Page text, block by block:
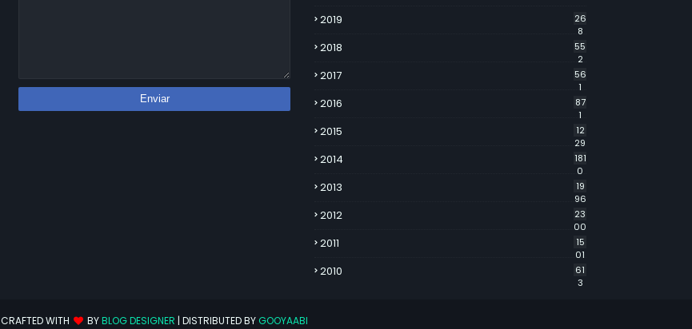
2019
26
8
2018
55
2
2017
56
1
2016
87
1
2015
12
29
2014
181
0
2013
19
96
2012
23
00
2011
15
01
2010
61
3
CRAFTED WITH BYBLOG DESIGNER | DISTRIBUTED BY GOOYAABI